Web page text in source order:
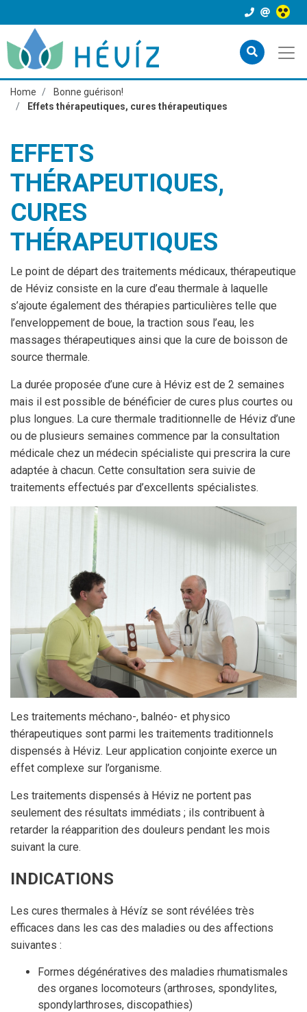
Home
Bonne guérison!
Effets thérapeutiques, cures thérapeutiques
EFFETS
THÉRAPEUTIQUES,
CURES
THÉRAPEUTIQUES
Le point de départ des traitements médicaux, thérapeutique
de Héviz consiste en la cure d’eau thermale à laquelle
s’ajoute également des thérapies particulières telle que
l’enveloppement de boue, la traction sous l’eau, les
massages thérapeutiques ainsi que la cure de boisson de
source thermale.
La durée proposée d’une cure à Héviz est de 2 semaines
mais il est possible de bénéficier de cures plus courtes ou
plus longues. La cure thermale traditionnelle de Héviz d’une
ou de plusieurs semaines commence par la consultation
médicale chez un médecin spécialiste qui prescrira la cure
adaptée à chacun. Cette consultation sera suivie de
traitements effectués par d’excellents spécialistes.
Les traitements méchano-, balnéo- et physico
thérapeutiques sont parmi les traitements traditionnels
dispensés à Héviz. Leur application conjointe exerce un
effet complexe sur l’organisme.
Les traitements dispensés à Héviz ne portent pas
seulement des résultats immédiats ; ils contribuent à
retarder la réapparition des douleurs pendant les mois
suivant la cure.
INDICATIONS
Les cures thermales à Hévíz se sont révélées très
efficaces dans les cas des maladies ou des affections
suivantes :
Formes dégénératives des maladies rhumatismales
des organes locomoteurs (arthroses, spondylites,
spondylarthroses, discopathies)